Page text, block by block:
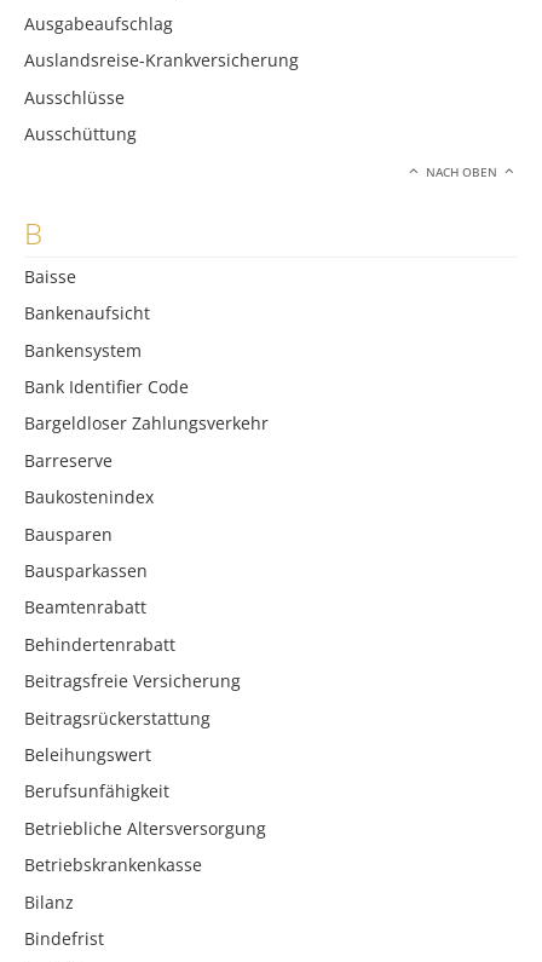
Ausgabeaufschlag
Auslandsreise-Krankversicherung
Ausschlüsse
Ausschüttung
NACH OBEN
B
Baisse
Bankenaufsicht
Bankensystem
Bank Identifier Code
Bargeldloser Zahlungsverkehr
Barreserve
Baukostenindex
Bausparen
Bausparkassen
Beamtenrabatt
Behindertenrabatt
Beitragsfreie Versicherung
Beitragsrückerstattung
Beleihungswert
Berufsunfähigkeit
Betriebliche Altersversorgung
Betriebskrankenkasse
Bilanz
Bindefrist